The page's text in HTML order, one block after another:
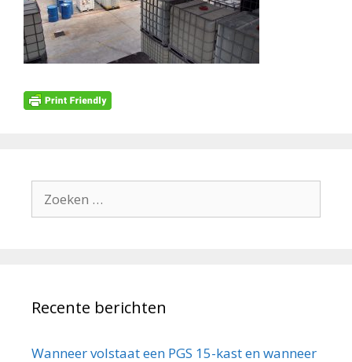
naar:
Recente berichten
Wanneer volstaat een PGS 15-kast en wanneer